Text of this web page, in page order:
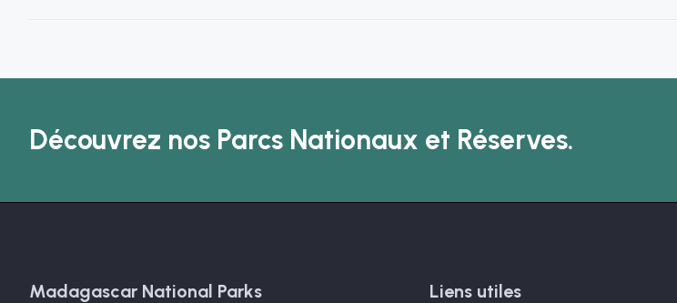
Découvrez nos Parcs Nationaux et Réserves.
Madagascar National Parks Liens utiles